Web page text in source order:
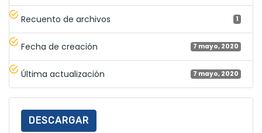
Recuento de archivos 1
Fecha de creación 7 mayo, 2020
Última actualización 7 mayo, 2020
DESCARGAR